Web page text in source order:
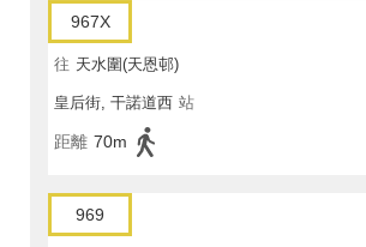
967X
往 天水圍(天恩邨)
皇后街, 干諾道西 站
距離 70m
969